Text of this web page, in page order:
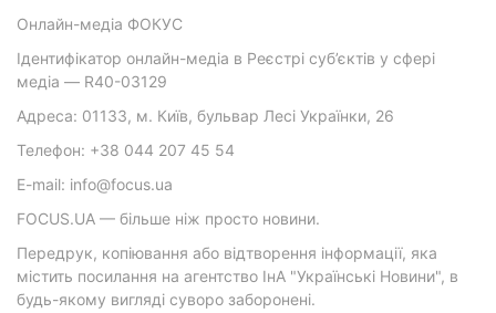
Онлайн-медіа ФОКУС
Ідентифікатор онлайн-медіа в Реєстрі суб’єктів у сфері
медіа — R40-03129
Адреса: 01133, м. Київ, бульвар Лесі Українки, 26
Телефон: +38 044 207 45 54
E-mail: info@focus.ua
FOCUS.UA — більше ніж просто новини.
Передрук, копіювання або відтворення інформації, яка
містить посилання на агентство ІнА "Українські Новини", в
будь-якому вигляді суворо заборонені.